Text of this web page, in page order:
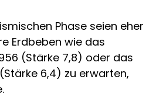
Phase seien eher
Erdbeben wie das
(Stärke 7,8) oder das
6,4) zu erwarten,